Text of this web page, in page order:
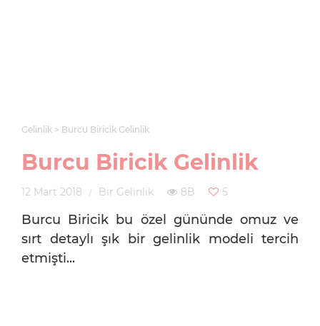
Gelinlik Burcu Biricik Gelinlik
Burcu Biricik Gelinlik
12 Mart 2018 Bir Gelinlik 8B 5
Burcu Biricik bu özel gününde omuz ve
sırt detaylı şık bir gelinlik modeli tercih
etmişti...